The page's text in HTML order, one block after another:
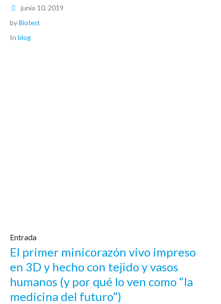
junio 10, 2019
byBiotest
In blog
Entrada
El primer minicorazón vivo impreso
en 3D y hecho con tejido y vasos
humanos (y por qué lo ven como “la
medicina del futuro”)